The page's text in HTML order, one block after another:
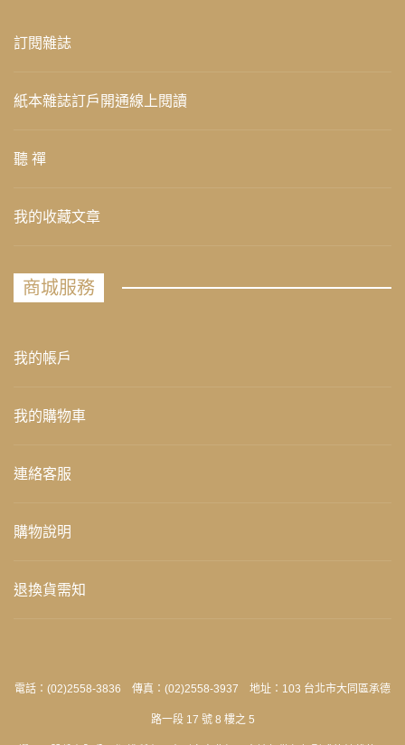
訂閱雜誌
紙本雜誌訂戶開通線上閱讀
聽 禪
我的收藏文章
商城服務
我的帳戶
我的購物車
連絡客服
購物說明
退換貨需知
電話：(02)2558-3836 傳真：(02)2558-3937 地址：103 台北市大同區承德
路一段 17 號 8 樓之 5